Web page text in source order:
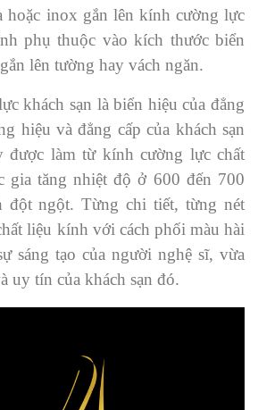
hoặc inox gắn lên kính cường lực
phụ thuộc vào kích thước biển
lên tường hay vách ngăn.
khách sạn là biển hiệu của đẳng
hiệu và đẳng cấp của khách sạn
được làm từ kính cường lực chất
gia tăng nhiệt độ ở 600 đến 700
đột ngột. Từng chi tiết, từng nét
liệu kính với cách phối màu hài
sáng tạo của người nghệ sĩ, vừa
uy tín của khách sạn đó.